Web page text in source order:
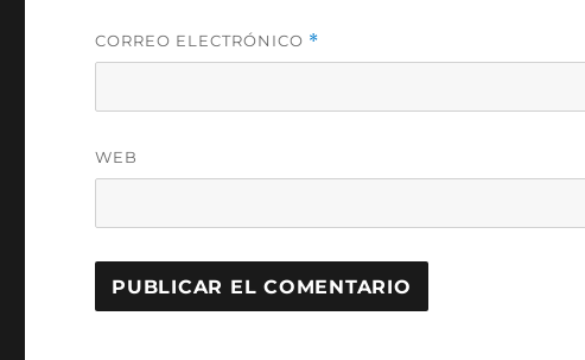
CORREO ELECTRÓNICO *
WEB